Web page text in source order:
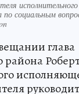
по социальным
глава
района